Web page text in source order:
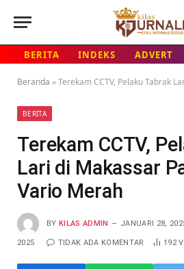
BERITA INDEKS ADVERT
Beranda »Terekam CCTV, Pelaku Tabrak Lari di
BERITA
Terekam CCTV,
Lari di Makassar
Vario Merah
BY KILAS ADMIN JANUARI 28,
2025 TIDAK ADA KOMENTAR 192